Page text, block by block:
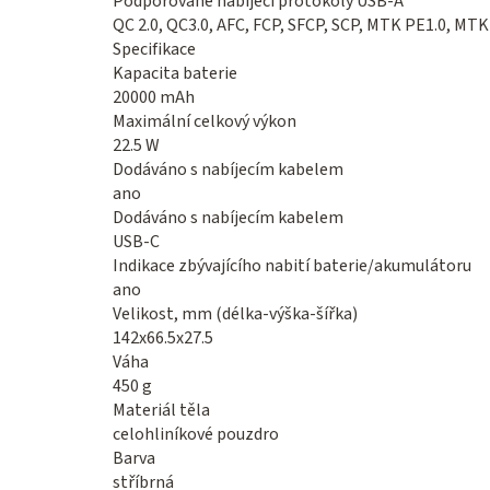
QC 2.0, QC3.0, AFC, FCP, SFCP, SCP, MTK PE1.0,
Specifikace
Kapacita baterie
20000 mAh
Maximální celkový výkon
22.5 W
Dodáváno s nabíjecím kabelem
ano
Dodáváno s nabíjecím kabelem
USB-C
Indikace zbývajícího nabití baterie/akumulátoru
ano
Velikost, mm (délka-výška-šířka)
142x66.5x27.5
Váha
450 g
Materiál těla
celohliníkové pouzdro
Barva
stříbrná